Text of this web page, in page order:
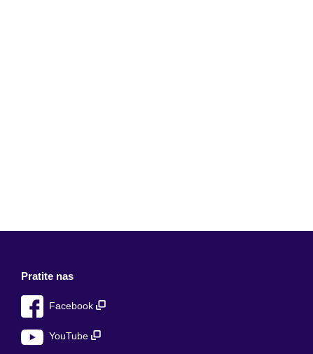
Pratite nas
Facebook
YouTube